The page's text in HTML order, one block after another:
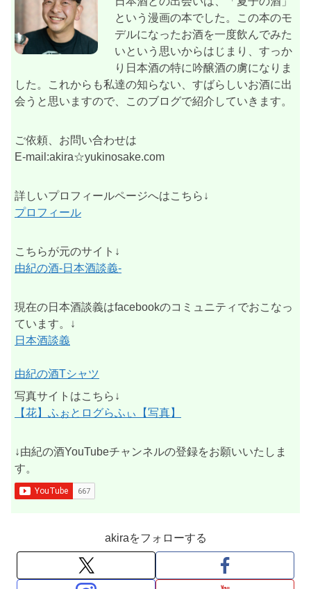
という漫画の本でした。この本のモ
デルになったお酒を一度飲んでみた
いという思いからはじまり、すっか
り日本酒の特に吟醸酒の虜になりま
した。これからも私達の知らない、すばらしいお酒に出
会うと思いますので、このブログで紹介していきます。
ご依頼、お問い合わせは
E-mail:akira☆yukinosake.com
詳しいプロフィールページへはこちら↓
プロフィール
こちらが元のサイト↓
由紀の酒-日本酒談義-
現在の日本酒談義はfacebookのコミュニティでおこなっ
ています。↓
日本酒談義
由紀の酒Tシャツ
写真サイトはこちら↓
【花】ふぉとログらふぃ【写真】
↓由紀の酒YouTubeチャンネルの登録をお願いいたしま
す。
akiraをフォローする